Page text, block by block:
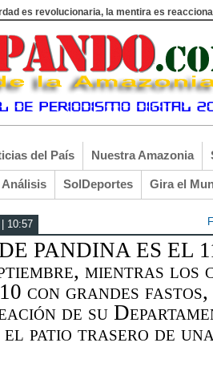
es revolucionaria, la mentira es
LLAMADO EL TURI TORRICO
del País Nuestra Amazonia
Análisis SolDeportes Gira el
10:57
PANDINA ES EL
mientras los
con grandes
de su
el patio trasero de